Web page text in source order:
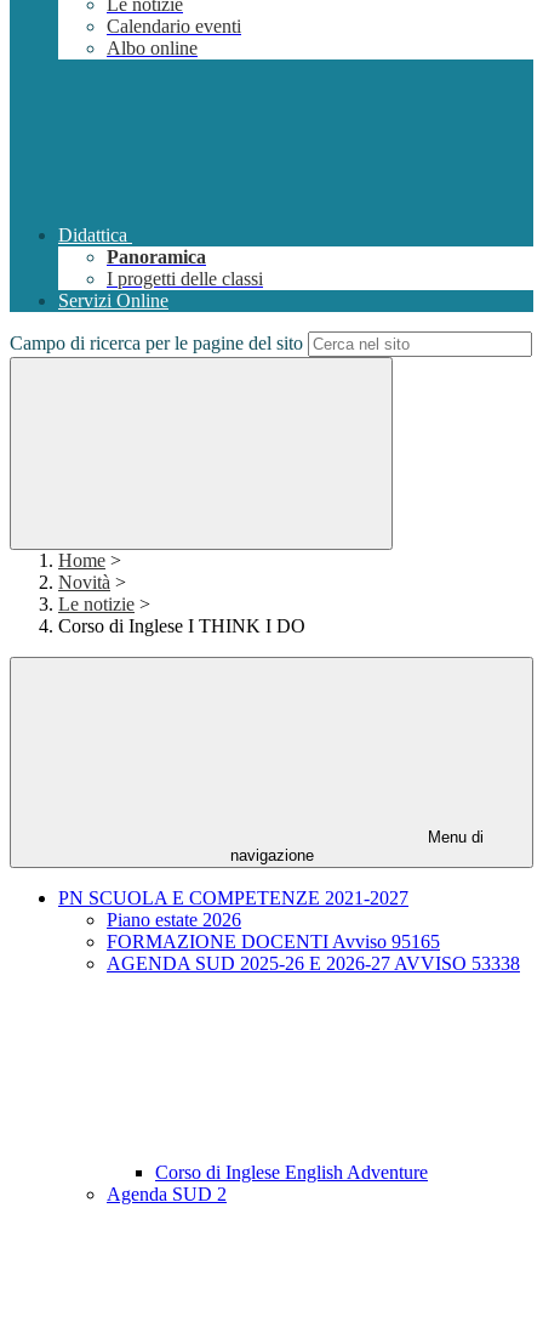
Le notizie
Calendario eventi
Albo online
Didattica
Panoramica
I progetti delle classi
Servizi Online
Campo di ricerca per le pagine del sito
Home >
Novità >
Le notizie >
Corso di Inglese I THINK I DO
Menu di
navigazione
PN SCUOLA E COMPETENZE 2021-2027
Piano estate 2026
FORMAZIONE DOCENTI Avviso 95165
AGENDA SUD 2025-26 E 2026-27 AVVISO 53338
Corso di Inglese English Adventure
Agenda SUD 2